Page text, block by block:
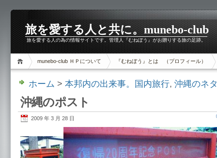
旅を愛する人と共に。munebo-club
旅を愛する人の為の情報サイトです。管理人『むねぼう』がお贈りする旅の足跡。
munebo-club ＨＰについて 『むねぼう』とは （プロフィール）
ホーム > 本邦内の出来事。国内旅行, 沖縄のネ
沖縄のポスト
2009 年 3 月 28 日